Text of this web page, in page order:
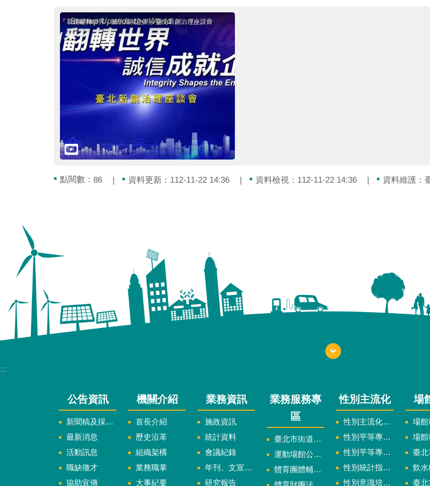
點閱數： 86 資料更新：112-11-22 14:36 資料檢視：112-11-22 14:36 資料維護：
:::
公告資訊
新聞稿及採訪通知
最新消息
活動訊息
職缺徵才
協助宣傳
機關介紹
首長介紹
歷史沿革
組織架構
業務職掌
大事紀要
業務資訊
施政資訊
統計資料
會議紀錄
年刊、文宣及出版品
研究報告
業務服務專
區
臺北市街道遊戲申請專區
運動場館公司設立輔導專區
體育團體輔導訪視
性別主流化
性別主流化實施計畫暨細部計畫
性別平等專案小組委員名單
性別平等專案小組會議紀錄
性別統計指標及項目
性別意識培力、統計分析案、影響評估案
場
場
場
臺北
飲水機
臺北市運